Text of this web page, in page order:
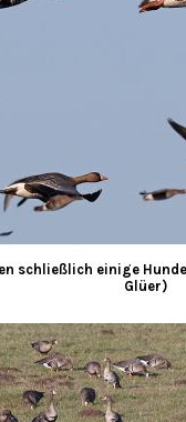
schließlich einige
Glüer)